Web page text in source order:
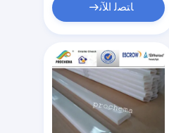
ﺎﺘﺼﻟ ﺍﻶﻧ